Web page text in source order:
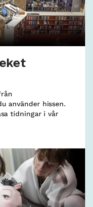
använder hissen.
tidningar i vår